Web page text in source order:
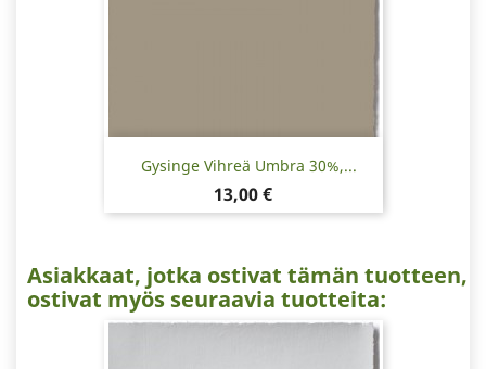
Gysinge Vihreä Umbra 30%,...
Hinta
13,00 €
Asiakkaat, jotka ostivat tämän tuotteen,
ostivat myös seuraavia tuotteita: